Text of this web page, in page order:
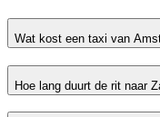
Wat kost een taxi van
Hoe lang duurt de rit naar